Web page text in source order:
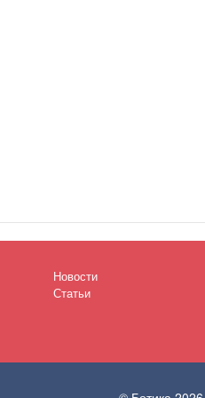
Новости
Статьи